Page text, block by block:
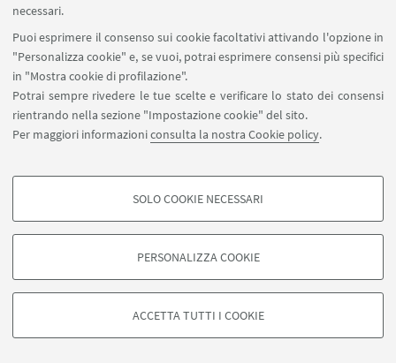
necessari.
Puoi esprimere il consenso sui cookie facoltativi attivando l'opzione in
"Personalizza cookie" e, se vuoi, potrai esprimere consensi più specifici
in "Mostra cookie di profilazione".
Potrai sempre rivedere le tue scelte e verificare lo stato dei consensi
rientrando nella sezione "Impostazione cookie" del sito.
Per maggiori informazioniconsulta la nostra Cookie policy.
COOKIE DI PROFILAZIONE - FACOLTATIVI
degli utenti, creare profili in base al loro comportamento sul sito, per analisi
di marketing.
Google/Youtube Video
SOLO COOKIE NECESSARI
PERSONALIZZA COOKIE
ACCETTA TUTTI I COOKIE
©Copyright 2026 - ALMA MATER STUDIORUM - Università di
Privacy- Note legali-Impostazioni Cookie